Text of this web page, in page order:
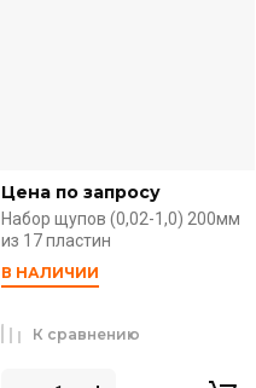
Цена по запросу
Набор щупов (0,02-1,0) 200мм
из 17 пластин
В НАЛИЧИИ
К сравнению